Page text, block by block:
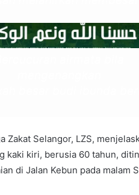
Zakat Selangor, LZS,
kaki kiri, berusia 60 tahun,
di Jalan Kebun pada malam